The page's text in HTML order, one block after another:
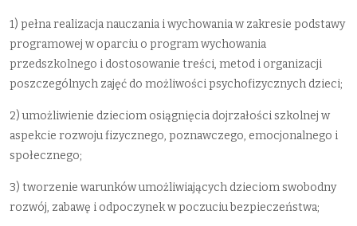
1) pełna realizacja nauczania i wychowania w zakresie podstawy
programowej w oparciu o program wychowania
przedszkolnego i dostosowanie treści, metod i organizacji
poszczególnych zajęć do możliwości psychofizycznych dzieci;
2) umożliwienie dzieciom osiągnięcia dojrzałości szkolnej w
aspekcie rozwoju fizycznego, poznawczego, emocjonalnego i
społecznego;
3) tworzenie warunków umożliwiających dzieciom swobodny
rozwój, zabawę i odpoczynek w poczuciu bezpieczeństwa;